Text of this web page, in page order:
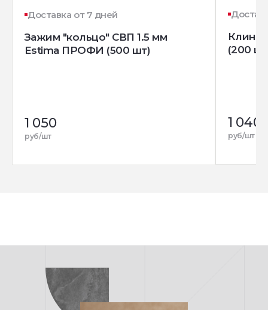
Доставка от 7 дней
Зажим "кольцо" СВП 1.5 мм
Estima ПРОФИ (500 шт)
1 050
руб/шт
Клин
(200
1 040
руб/шт